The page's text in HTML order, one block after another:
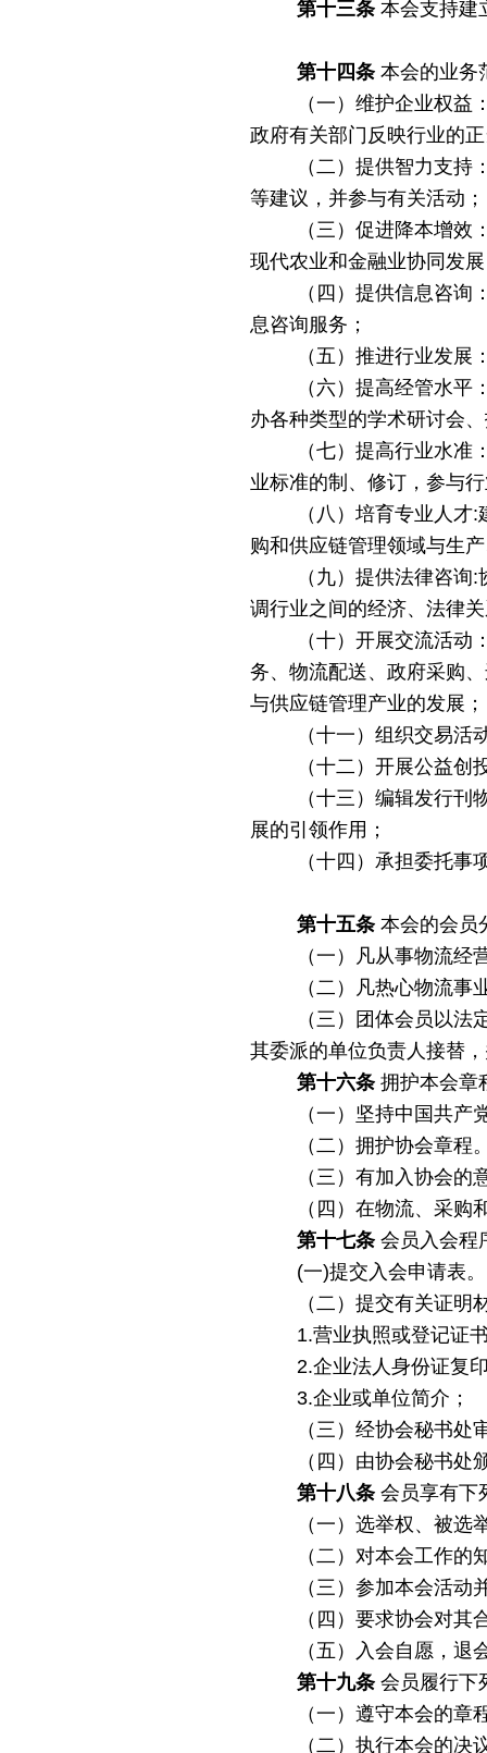
第十三条 本会支持建
第十四条 本会的业务
（一）维护企业权
政府有关部门反映行业的
（二）提供智力支
等建议，并参与有关活动；
（三）促进降本增
现代农业和金融业协同发
（四）提供信息咨
息咨询服务；
（五）推进行业发
（六）提高经管水
办各种类型的学术研讨会
（七）提高行业水
业标准的制、修订，参与
（八）培育专业人才:
购和供应链管理领域与生
（九）提供法律咨询:
调行业之间的经济、法律
（十）开展交流活
务、物流配送、政府采购
与供应链管理产业的发展；
（十一）组织交易
（十二）开展公益
（十三）编辑发行
展的引领作用；
（十四）承担委托
第十五条 本会的会员
（一）凡从事物流
（二）凡热心物流
（三）团体会员以
其委派的单位负责人接替
第十六条 拥护本会章
（一）坚持中国共
（二）拥护协会章程
（三）有加入协会的
（四）在物流、采
第十七条 会员入会程
(一)提交入会申请表。
（二）提交有关证明
1.营业执照或登记证
2.企业法人身份证复
3.企业或单位简介；
（三）经协会秘书
（四）由协会秘书处
第十八条 会员享有下
（一）选举权、被选
（二）对本会工作的
（三）参加本会活动
（四） 要求协会对其
（五）入会自愿，退
第十九条 会员履行下
（一）遵守本会的章
（二）执行本会的决